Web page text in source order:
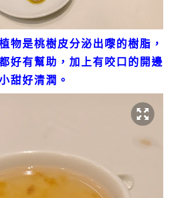
物是桃樹皮分泌出嚟的樹脂，
好有幫助，加上有咬口的開邊
甜好清潤。